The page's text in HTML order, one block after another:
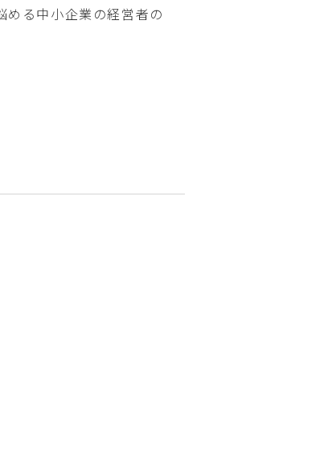
る中小企業の経営者の